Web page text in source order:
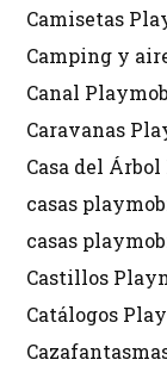
Camisetas
Camping y
Canal
Caravanas
Casa del
casas
casas
Castillos
Catálogos